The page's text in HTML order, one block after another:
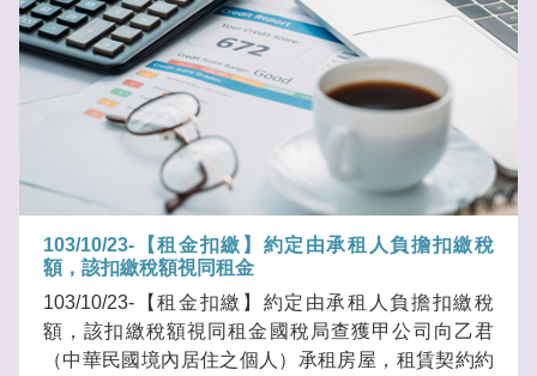
103/10/23-【租金扣繳】約定由承租人負擔扣繳稅
額，該扣繳稅額視同租金
103/10/23-【租金扣繳】約定由承租人負擔扣繳稅
額，該扣繳稅額視同租金國稅局查獲甲公司向乙君
（中華民國境內居住之個人）承租房屋，租賃契約約